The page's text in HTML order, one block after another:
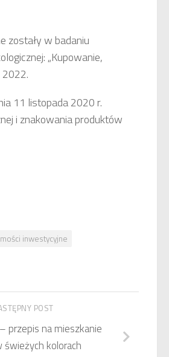
zostały w badaniu
„Kupowanie,
11 listopada 2020 r.
i znakowania produktów
inwestycyjne
POST
przepis na mieszkanie
świeżych kolorach